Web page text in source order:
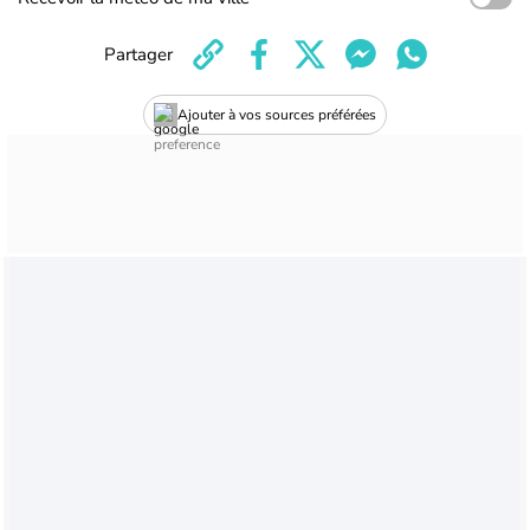
Ajouter à vos sources préférées
Partager